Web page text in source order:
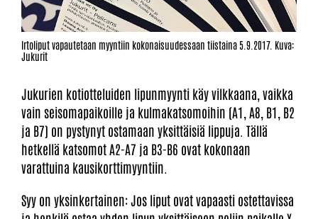
Irtoliput vapautetaan myyntiin kokonaisuudessaan tiistaina 5.9.2017. Kuva:
Jukurit
Jukurien kotiotteluiden lipunmyynti käy vilkkaana, vaikka
vain seisomapaikoille ja kulmakatsomoihin (A1, A8, B1, B2
ja B7) on pystynyt ostamaan yksittäisiä lippuja. Tällä
hetkellä katsomot A2-A7 ja B3-B6 ovat kokonaan
varattuina kausikorttimyyntiin.
Syy on yksinkertainen: Jos liput ovat vapaasti ostettavissa